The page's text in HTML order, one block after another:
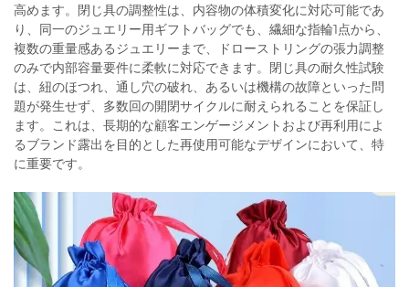
高めます。閉じ具の調整性は、内容物の体積変化に対応可能であ
り、同一のジュエリー用ギフトバッグでも、繊細な指輪1点から、
複数の重量感あるジュエリーまで、ドローストリングの張力調整
のみで内部容量要件に柔軟に対応できます。閉じ具の耐久性試験
は、紐のほつれ、通し穴の破れ、あるいは機構の故障といった問
題が発生せず、多数回の開閉サイクルに耐えられることを保証し
ます。これは、長期的な顧客エンゲージメントおよび再利用によ
るブランド露出を目的とした再使用可能なデザインにおいて、特
に重要です。